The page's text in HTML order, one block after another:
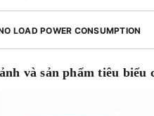
LOAD POWER CONSUMPTION
và sản phẩm tiêu